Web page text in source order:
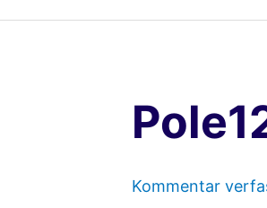
Kommentar